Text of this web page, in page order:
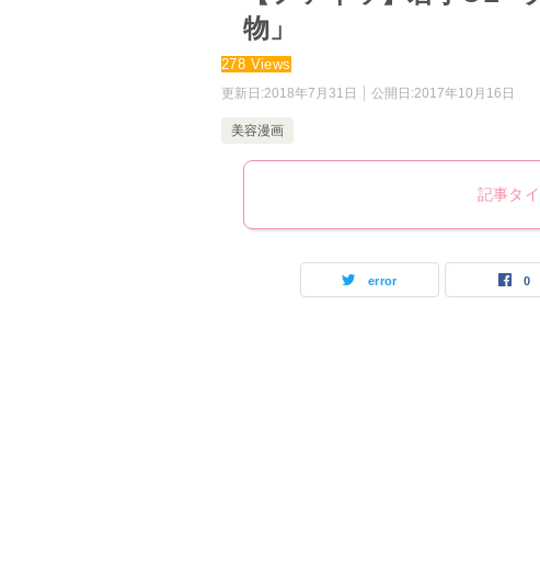
物」
更新日:2018年7月31日 公開日:2017年10月16日
278 Views
美容漫画
記事タ
error 0